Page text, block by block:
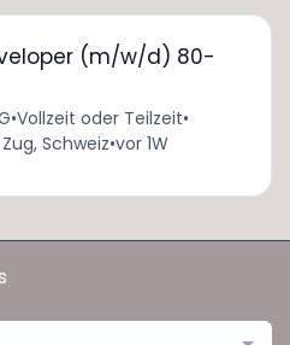
(m/w/d) 80-
•Vollzeit oder Teilzeit•
Schweiz•vor 1W